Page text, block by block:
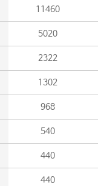
11460
5020
2322
1302
968
540
440
440